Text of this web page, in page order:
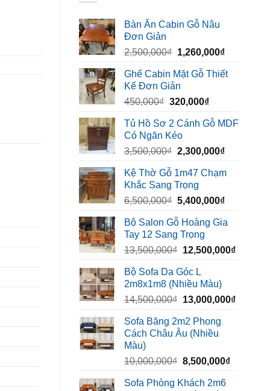
Bàn Ăn Cabin Gỗ Nâu
Đơn Giản
2,500,000₫ Giá
là:
2,500,000₫.
1,260,000₫Giá
tại
Ghế Cabin Mặt Gỗ Thiết
Kế Đơn Giản
450,000₫ Giá
là:
450,000₫.
320,000₫Giá
tại
320,000₫.
Tủ Hồ Sơ 2 Cánh Gỗ MDF
Có Ngăn Kéo
3,500,000₫ Giá
là:
3,500,000₫.
2,300,000₫Giá
tại
Kệ Thờ Gỗ 1m47 Chạm
Khắc Sang Trọng
6,500,000₫ Giá
là:
6,500,000₫.
5,400,000₫Giá
tại
Bộ Salon Gỗ Hoàng Gia
Tay 12 Sang Trọng
13,500,000₫ Giá
là:
13,500,000₫.
12,500,000₫Giá
Bộ Sofa Da Góc L
2m8x1m8 (Nhiều Màu)
14,500,000₫ Giá
là:
14,500,000₫.
13,000,000₫Giá
Sofa Băng 2m2 Phong
Cách Châu Âu (Nhiều
Màu)
10,000,000₫ Giá
là:
8,500,000₫Giá
Sofa Phòng Khách 2m6